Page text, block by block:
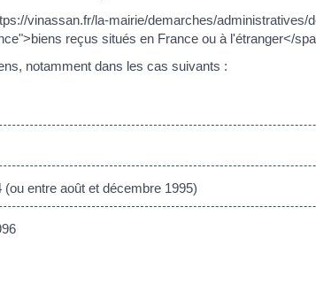
vinassan.fr/la-mairie/demarches/
reçus situés en France ou à l'étranger</
notamment dans les cas suivants :
entre août et décembre 1995)